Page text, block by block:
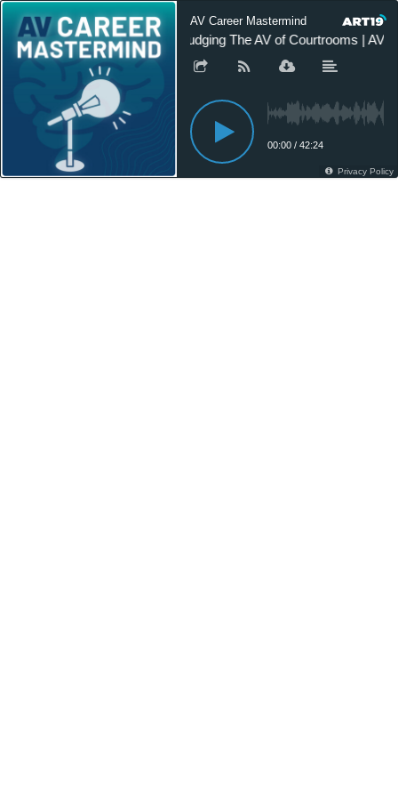
AV Career Mastermind
Judging The AV of Courtrooms | AV
00:00 / 42:24
Privacy Policy